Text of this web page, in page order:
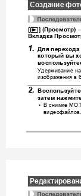
Создание
[p] (Просмотр)
Вкладка Просмо
1. Для перехода
который вы
Удерживание
изображения в
2.
затем
• В снимке
видеофайлов.